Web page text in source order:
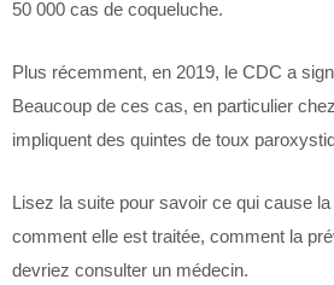
50 000 cas de coqueluche.
Plus récemment, en 2019, le CDC a
Beaucoup de ces cas, en particulier
impliquent des quintes de toux
Lisez la suite pour savoir ce qui cause
comment elle est traitée, comment la
devriez consulter un médecin.